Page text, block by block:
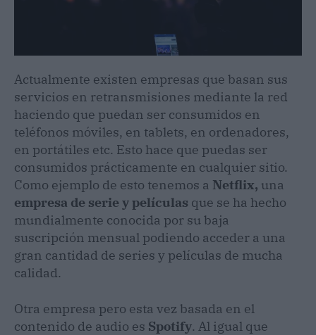
Actualmente existen empresas que basan sus
servicios en retransmisiones mediante la red
haciendo que puedan ser consumidos en
teléfonos móviles, en tablets, en ordenadores,
en portátiles etc. Esto hace que puedas ser
consumidos prácticamente en cualquier sitio.
Como ejemplo de esto tenemos a Netflix, una
empresa de serie y películas que se ha hecho
mundialmente conocida por su baja
suscripción mensual podiendo acceder a una
gran cantidad de series y películas de mucha
calidad.
Otra empresa pero esta vez basada en el
contenido de audio es Spotify. Al igual que